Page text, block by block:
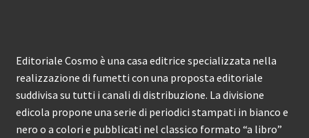
Editoriale Cosmo è una casa editrice specializzata nella
realizzazione di fumetti con una proposta editoriale
suddivisa su tutti i canali di distribuzione. La divisione
edicola propone una serie di periodici stampati in bianco e
nero o a colori e pubblicati nel classico formato “a libro”